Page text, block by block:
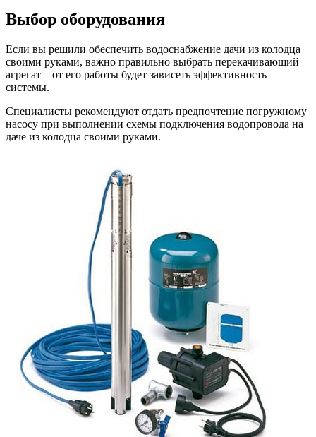
Выбор оборудования
Если вы решили обеспечить водоснабжение дачи из колодца
своими руками, важно правильно выбрать перекачивающий
агрегат – от его работы будет зависеть эффективность
системы.
Специалисты рекомендуют отдать предпочтение погружному
насосу при выполнении схемы подключения водопровода на
даче из колодца своими руками.